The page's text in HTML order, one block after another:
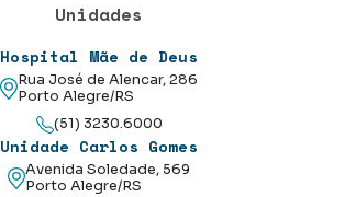
Unidades
Hospital Mãe de Deus
Rua José de Alencar, 286
Porto Alegre/RS
(51) 3230.6000
Unidade Carlos Gomes
Avenida Soledade, 569
Porto Alegre/RS